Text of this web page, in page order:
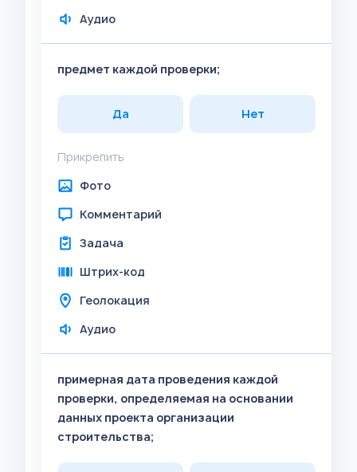
Аудио
предмет каждой проверки;
Да Нет
Прикрепить
Фото
Комментарий
Задача
Штрих-код
Геолокация
Аудио
примерная дата проведения каждой
проверки, определяемая на основании
данных проекта организации
строительства;